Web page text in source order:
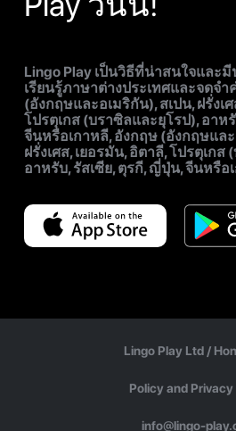
Lingo Play เป็นวิธีที่น่าสนใจและ
เรียนรู้ภาษาต่างประเทศและจดจ
(อังกฤษและอเมริกัน), สเปน, ฝรั่งเ
โปรตุเกส (บราซิลและยุโรป), อาห
จีนหรือเกาหลี, อังกฤษ (อังกฤษและ
ฝรั่งเศส, เยอรมัน, อิตาลี, โปรตุเก
อาหรับ, รัสเซีย, ตุรกี, ญี่ปุ่น, จีนหรือ
Lingo Play Ltd /
Policy and Privacy
info@lingo-